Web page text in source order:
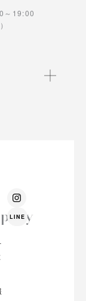
～19:00
I
n
s
t
LINE